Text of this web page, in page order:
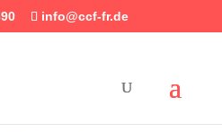
info@ccf-fr.de